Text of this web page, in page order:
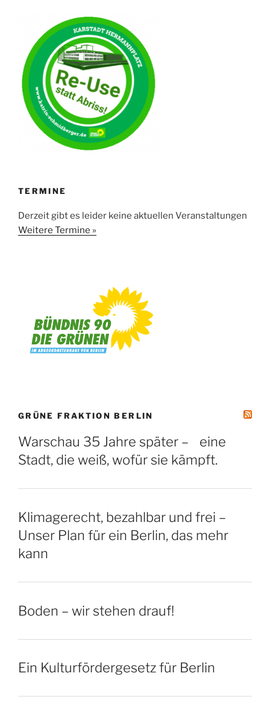
TERMINE
Derzeit gibt es leider keine aktuellen Veranstaltungen
Weitere Termine »
GRÜNE FRAKTION BERLIN
Warschau 35 Jahre später – eine
Stadt, die weiß, wofür sie kämpft.
Klimagerecht, bezahlbar und frei –
Unser Plan für ein Berlin, das mehr
kann
Boden – wir stehen drauf!
Ein Kulturfördergesetz für Berlin